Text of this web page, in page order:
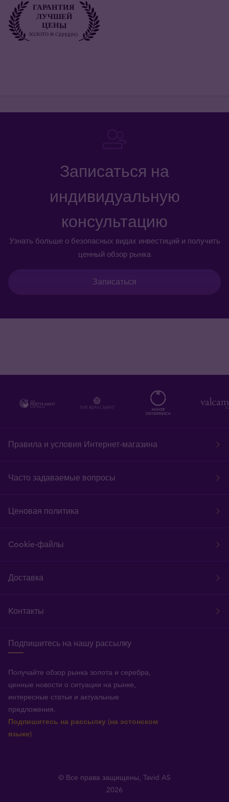
Записаться на
индивидуальную
консультацию
Узнать больше о безопасных видах инвестиций и получить
ценный обзор рынка
Записаться
Правила и условия Интернет-магазина
Часто задаваемые вопросы
Ценовая политика
Cookie-файлы
Доставка
Kонтакты
Подпишитесь на нашу рассылку
Получайте обзор рынка золота и серебра,
ценные новости о ситуации на рынке,
интересные статьи и актуальные
предложения.
Подпишитесь на рассылку (на эстонском
языке)
© Все права защищены, Tavid AS
2026